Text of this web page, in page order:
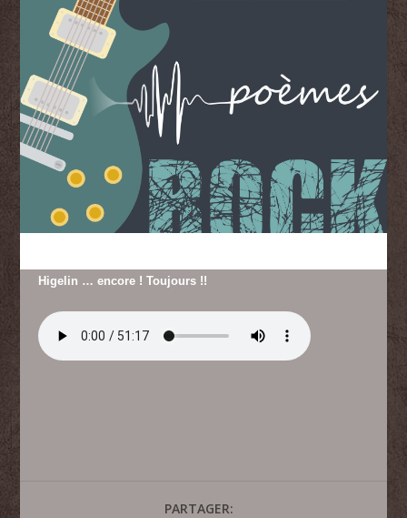
Higelin … encore ! Toujours !!
PARTAGER: